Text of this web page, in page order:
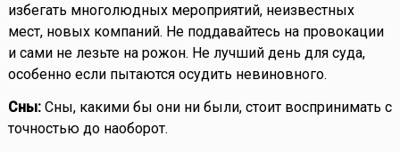
избегать многолюдных мероприятий, неизвестных
мест, новых компаний. Не поддавайтесь на провокации
и сами не лезьте на рожон. Не лучший день для суда,
особенно если пытаются осудить невиновного.
Сны:Сны, какими бы они ни были, стоит воспринимать с
точностью до наоборот.